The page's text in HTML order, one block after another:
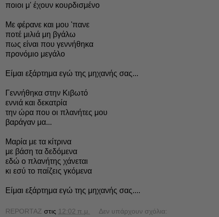
ποιοι μ' έχουν κουρδισμένο
Με φέρανε και μου 'πανε
ποτέ μιλιά μη βγάλω
πως είναι που γεννήθηκα
προνόμιο μεγάλο
Είμαι εξάρτημα εγώ της μηχανής σας...
Γεννήθηκα στην Κιβωτό
εννιά και δεκατρία
την ώρα που οι πλανήτες μου
βαράγαν μα...
Μαρία με τα κίτρινα
με βάση τα δεδόμενα
εδώ ο πλανήτης χάνεται
κι εσύ το παίζεις γκόμενα
Είμαι εξάρτημα εγώ της μηχανής σας....
REPORTAZ στις 12:02 π.μ. Δεν υπάρχουν σχόλια: